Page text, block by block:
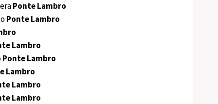
Ponte Lambro
Ponte Lambro
Lambro
Ponte Lambro
Lambro
Lambro
Lambro